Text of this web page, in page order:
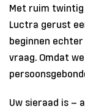
Met ruim twintig
Luctra gerust
beginnen echter
vraag. Omdat
Uw sieraad is –